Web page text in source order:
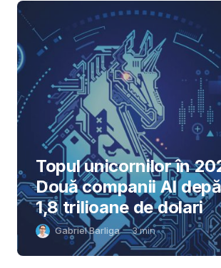
Topul unicornilor în
Două companii AI
1,8 trilioane de dolari
Gabriel Barliga 3min